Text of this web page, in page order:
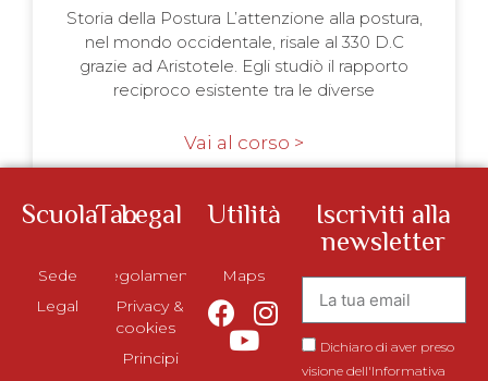
Storia della Postura L’attenzione alla postura,
nel mondo occidentale, risale al 330 D.C
grazie ad Aristotele. Egli studiò il rapporto
reciproco esistente tra le diverse
Vai al corso >
ScuolaTao
Sede
Legal
Legal
Regolamento
Privacy &
cookies
Principi
Utilità
Maps
Iscriviti alla
newsletter
Dichiaro di aver preso
visione dell'Informativa